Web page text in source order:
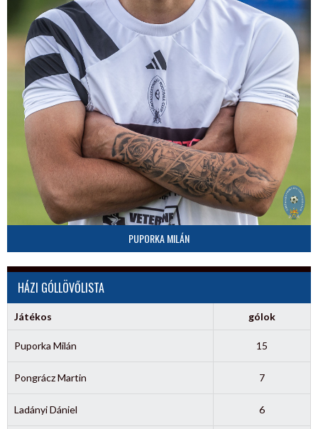
PUPORKA MILÁN
HÁZI GÓLLÖVŐLISTA
Játékos gólok
Puporka Milán 15
Pongrácz Martin 7
Ladányi Dániel 6